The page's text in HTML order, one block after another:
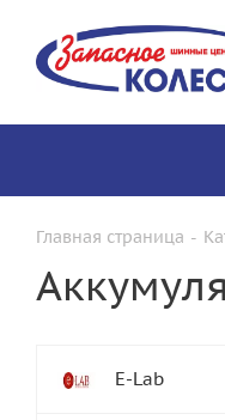
Главная страница -
E-Lab